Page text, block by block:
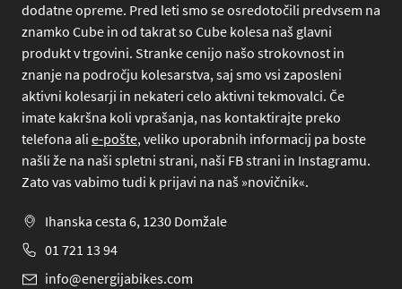
dodatne opreme. Pred leti smo se osredotočili predvsem na
znamko Cube in od takrat so Cube kolesa naš glavni
produkt v trgovini. Stranke cenijo našo strokovnost in
znanje na področju kolesarstva, saj smo vsi zaposleni
aktivni kolesarji in nekateri celo aktivni tekmovalci. Če
imate kakršna koli vprašanja, nas kontaktirajte preko
telefona ali e-pošte, veliko uporabnih informacij pa boste
našli že na naši spletni strani, naši FB strani in Instagramu.
Zato vas vabimo tudi k prijavi na naš »novičnik«.
Ihanska cesta 6, 1230 Domžale
01 721 13 94
info@energijabikes.com